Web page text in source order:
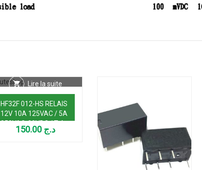
Lire la suite
HF32F 012-HS RELAIS
12V 10A 125VAC / 5A
250VAC-30VDC 1T 4
PATTES
د.ج 150.00